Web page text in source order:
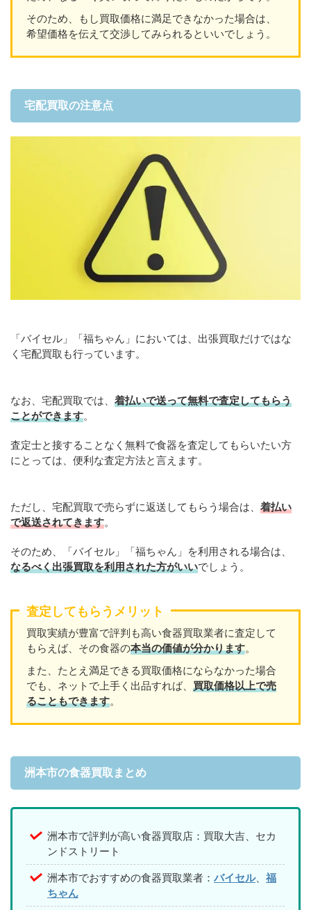
そのため、もし買取価格に満足できなかった場合は、
希望価格を伝えて交渉してみられるといいでしょう。
宅配買取の注意点
「バイセル」「福ちゃん」においては、出張買取だけではな
く宅配買取も行っています。
なお、宅配買取では、 着払いで送って無料で査定してもらう
ことができます。
査定士と接することなく無料で食器を査定してもらいたい方
にとっては、便利な査定方法と言えます。
ただし、宅配買取で売らずに返送してもらう場合は、 着払い
で返送されてきます。
そのため、「バイセル」「福ちゃん」を利用される場合は、
なるべく出張買取を利用された方がいいでしょう。
査定してもらうメリット
買取実績が豊富で評判も高い食器買取業者に査定して
もらえば、その食器の本当の価値が分かります。
また、たとえ満足できる買取価格にならなかった場合
でも、ネットで上手く出品すれば、 買取価格以上で売
ることもできます。
洲本市の食器買取まとめ
洲本市で評判が高い食器買取店：買取大吉、セカ
ンドストリート
洲本市でおすすめの食器買取業者： バイセル、 福
ちゃん